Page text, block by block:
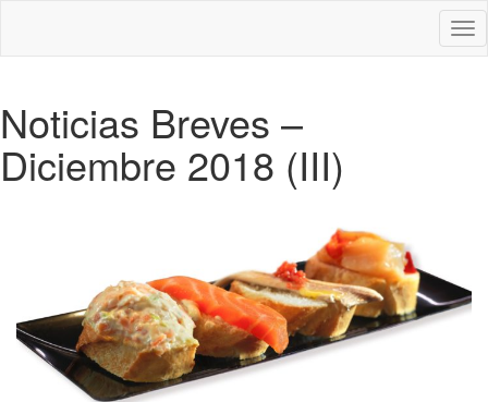
Noticias Breves –
Diciembre 2018 (III)